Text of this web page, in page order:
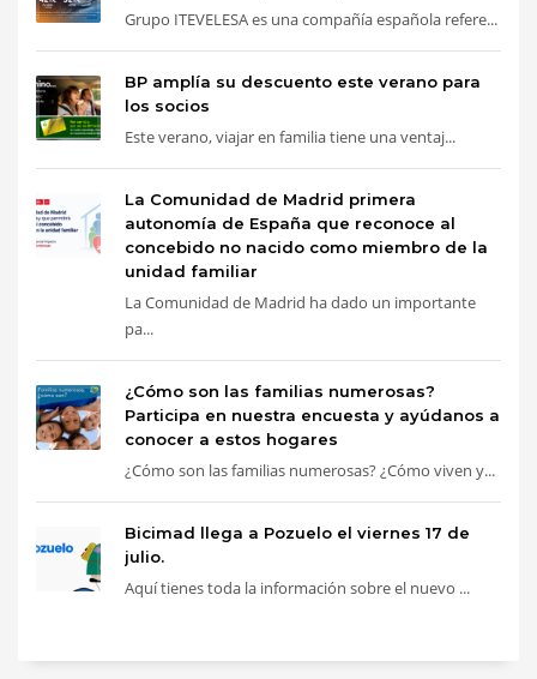
Grupo ITEVELESA es una compañía española refere...
BP amplía su descuento este verano para
los socios
Este verano, viajar en familia tiene una ventaj...
La Comunidad de Madrid primera
autonomía de España que reconoce al
concebido no nacido como miembro de la
unidad familiar
La Comunidad de Madrid ha dado un importante
pa...
¿Cómo son las familias numerosas?
Participa en nuestra encuesta y ayúdanos a
conocer a estos hogares
¿Cómo son las familias numerosas? ¿Cómo viven y...
Bicimad llega a Pozuelo el viernes 17 de
julio.
Aquí tienes toda la información sobre el nuevo ...